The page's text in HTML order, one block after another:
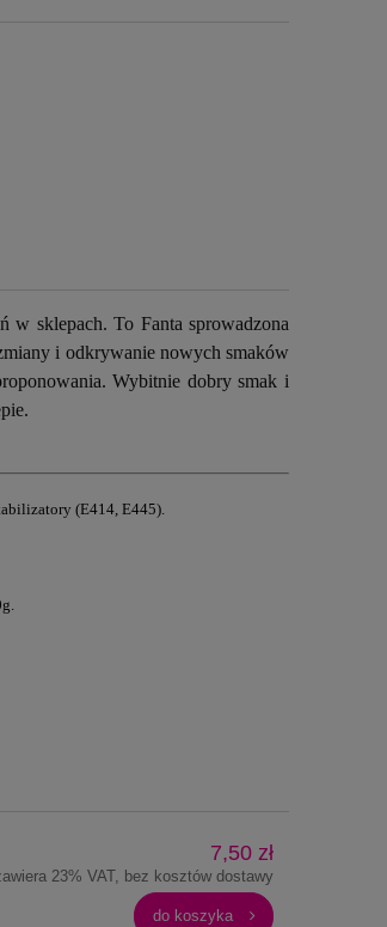
sklepach. To Fanta sprowadzona
i odkrywanie nowych smaków
Wybitnie dobry smak i
(E414, E445).
7,50 zł
23% VAT, bez kosztów dostawy
do koszyka